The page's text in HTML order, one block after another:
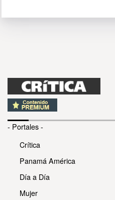
- Portales -
Crítica
Panamá América
Día a Día
Mujer